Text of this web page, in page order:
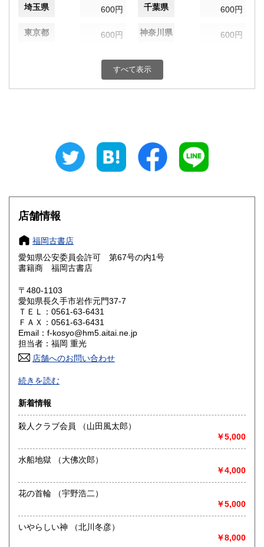
埼玉県 600円 千葉県 600円
東京都 600円 神奈川県 600円
600円 富山県
600円 三重県
大阪府
奈良県
鳥取県 600円 島根県
岡山県
山口県 600円
香川県
高知県 600円
佐賀県
熊本県 600円 大分県 600円
600円
沖縄県
すべて表示
店舗情報
福岡古書店
愛知県公安委員会許可 第67号の内1号
書籍商 福岡古書店
〒480-1103
愛知県長久手市岩作元門37-7
ＴＥＬ：0561-63-6431
ＦＡＸ：0561-63-6431
Email：f-kosyo@hm5.aitai.ne.jp
担当者：福岡 重光
店舗へのお問い合わせ
古書全般豊富な仕入れ特に近代 現代文学の初版本 漫画・
写真集「アイドル」に力を入れております。
沿線名：-
最寄駅：名鉄バス停岩作西30m
営業時間：-
書籍の買取について
-
歴史、美術工芸、近代文献、趣味、古書一般（その他）
続きを読む
新着情報
殺人クラブ会員 （山田風太郎）
￥5,000
水船地獄 （大佛次郎）
￥4,000
花の首輪 （宇野浩二）
￥5,000
いやらしい神 （北川冬彦）
￥8,000